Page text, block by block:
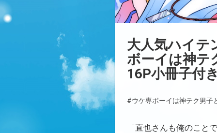
大人気ハイテ
ボーイは神テ
16P小冊子付
#ウケ専ボーイは神テク男子
「直也さんも俺のこと